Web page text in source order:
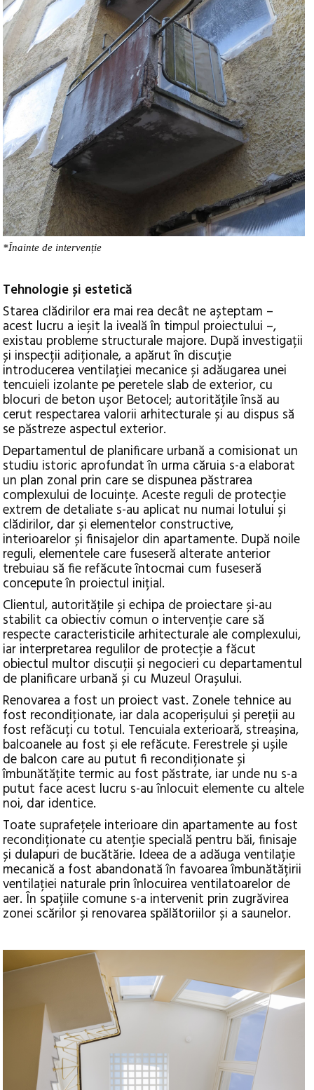
*Înainte de intervenție
Tehnologie și estetică
Starea clădirilor era mai rea decât ne așteptam –
acest lucru a ieșit la iveală în timpul proiectului –,
existau probleme structurale majore. După investigații
și inspecții adiționale, a apărut în discuție
introducerea ventilației mecanice și adăugarea unei
tencuieli izolante pe peretele slab de exterior, cu
blocuri de beton ușor Betocel; autoritățile însă au
cerut respectarea valorii arhitecturale și au dispus să
se păstreze aspectul exterior.
Departamentul de planificare urbană a comisionat un
studiu istoric aprofundat în urma căruia s-a elaborat
un plan zonal prin care se dispunea păstrarea
complexului de locuințe. Aceste reguli de protecție
extrem de detaliate s-au aplicat nu numai lotului și
clădirilor, dar și elementelor constructive,
interioarelor și finisajelor din apartamente. După noile
reguli, elementele care fuseseră alterate anterior
trebuiau să fie refăcute întocmai cum fuseseră
concepute în proiectul inițial.
Clientul, autoritățile și echipa de proiectare și-au
stabilit ca obiectiv comun o intervenție care să
respecte caracteristicile arhitecturale ale complexului,
iar interpretarea regulilor de protecție a făcut
obiectul multor discuții și negocieri cu departamentul
de planificare urbană și cu Muzeul Orașului.
Renovarea a fost un proiect vast. Zonele tehnice au
fost recondiționate, iar dala acoperișului și pereții au
fost refăcuți cu totul. Tencuiala exterioară, streașina,
balcoanele au fost și ele refăcute. Ferestrele și ușile
de balcon care au putut fi recondiționate și
îmbunătățite termic au fost păstrate, iar unde nu s-a
putut face acest lucru s-au înlocuit elemente cu altele
noi, dar identice.
Toate suprafețele interioare din apartamente au fost
recondiționate cu atenție specială pentru băi, finisaje
și dulapuri de bucătărie. Ideea de a adăuga ventilație
mecanică a fost abandonată în favoarea îmbunătățirii
ventilației naturale prin înlocuirea ventilatoarelor de
aer. În spațiile comune s-a intervenit prin zugrăvirea
zonei scărilor și renovarea spălătoriilor și a saunelor.